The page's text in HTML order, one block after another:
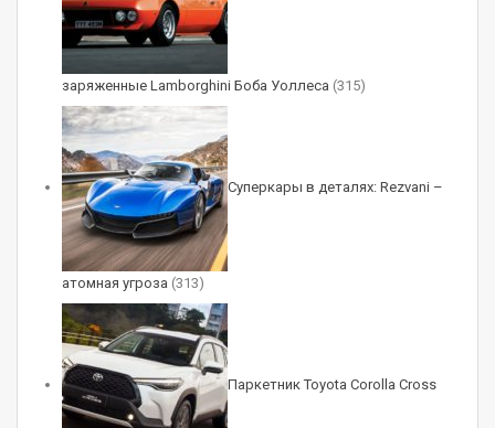
заряженные Lamborghini Боба Уоллеса (315)
Суперкары в деталях: Rezvani –
атомная угроза (313)
Паркетник Toyota Corolla Cross